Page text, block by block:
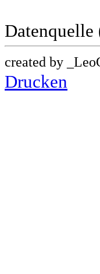
Datenquelle
created by
Drucken